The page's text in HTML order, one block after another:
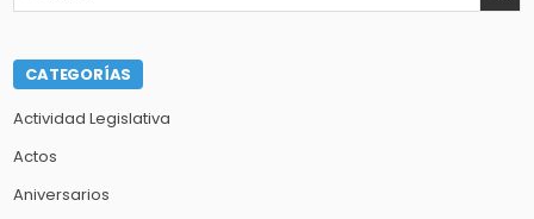
CATEGORÍAS
Actividad Legislativa
Actos
Aniversarios